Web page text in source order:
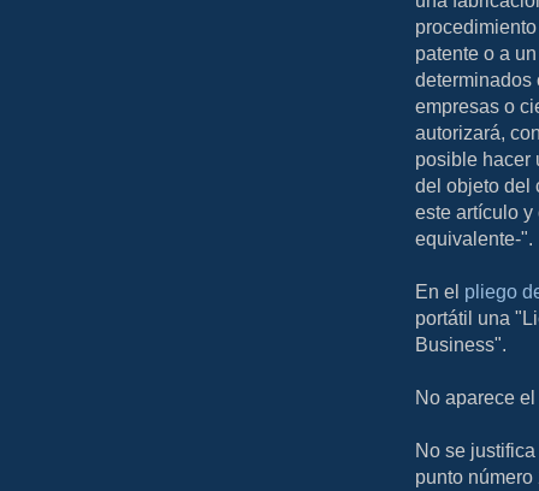
patente o a
determinados
empresas o
autorizará,
posible hacer
del objeto del
este artículo
equivalente-".
En el pliego
portátil una
Business".
No aparece
No se
punto